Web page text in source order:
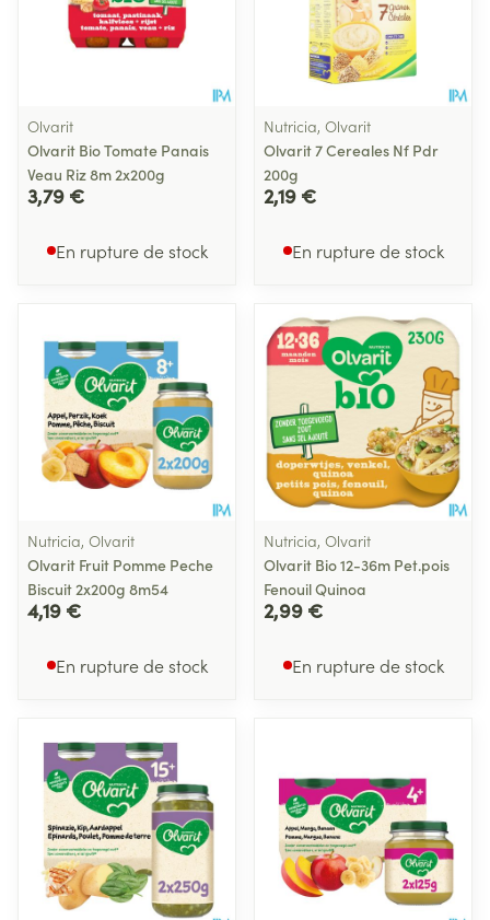
Olvarit
Olvarit Bio Tomate Panais
Veau Riz 8m 2x200g
3,79 €
En rupture de stock
Nutricia, Olvarit
Olvarit 7 Cereales Nf Pdr
200g
2,19 €
En rupture de stock
Nutricia, Olvarit
Olvarit Fruit Pomme Peche
Biscuit 2x200g 8m54
4,19 €
En rupture de stock
Nutricia, Olvarit
Olvarit Bio 12-36m Pet.pois
Fenouil Quinoa
2,99 €
En rupture de stock